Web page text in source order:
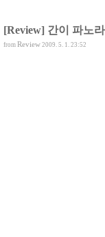
[Review] 간이 파노
from Review 2009. 5. 1. 23:52